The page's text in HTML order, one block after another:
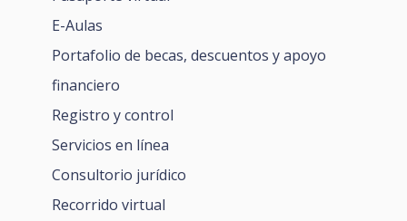
E-Aulas
Portafolio de becas, descuentos y apoyo
financiero
Registro y control
Servicios en línea
Consultorio jurídico
Recorrido virtual